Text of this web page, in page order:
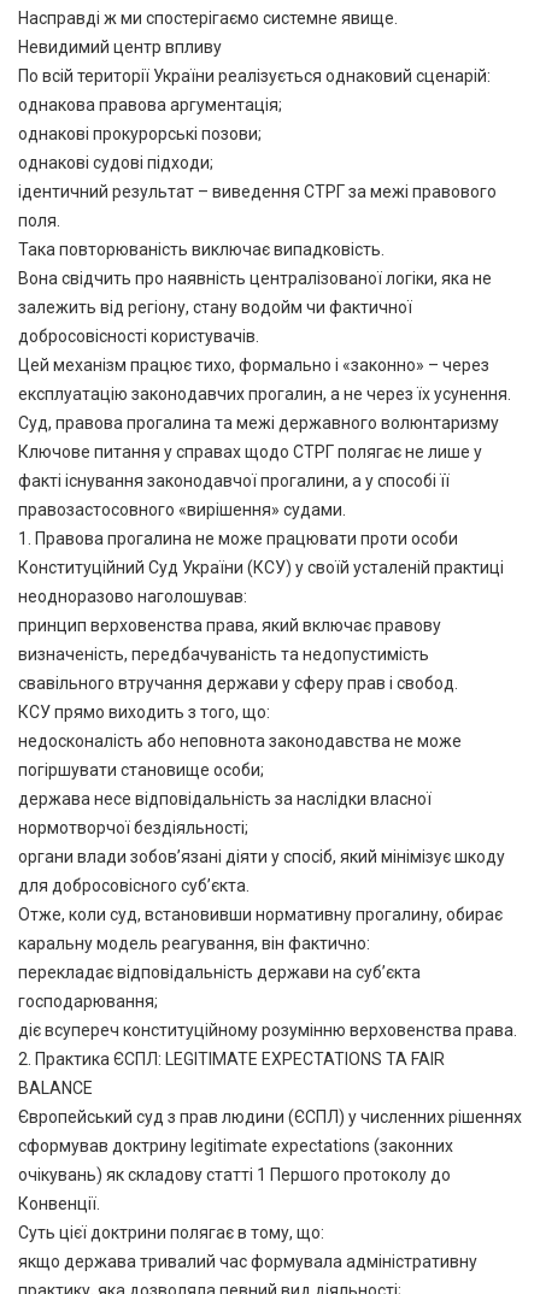
Насправді ж ми спостерігаємо системне явище.
Невидимий центр впливу
По всій території України реалізується однаковий сценарій:
однакова правова аргументація;
однакові прокурорські позови;
однакові судові підходи;
ідентичний результат – виведення СТРГ за межі правового
поля.
Така повторюваність виключає випадковість.
Вона свідчить про наявність централізованої логіки, яка не
залежить від регіону, стану водойм чи фактичної
добросовісності користувачів.
Цей механізм працює тихо, формально і «законно» – через
експлуатацію законодавчих прогалин, а не через їх усунення.
Суд, правова прогалина та межі державного волюнтаризму
Ключове питання у справах щодо СТРГ полягає не лише у
факті існування законодавчої прогалини, а у способі її
правозастосовного «вирішення» судами.
1. Правова прогалина не може працювати проти особи
Конституційний Суд України (КСУ) у своїй усталеній практиці
неодноразово наголошував:
принцип верховенства права, який включає правову
визначеність, передбачуваність та недопустимість
свавільного втручання держави у сферу прав і свобод.
КСУ прямо виходить з того, що:
недосконалість або неповнота законодавства не може
погіршувати становище особи;
держава несе відповідальність за наслідки власної
нормотворчої бездіяльності;
органи влади зобов’язані діяти у спосіб, який мінімізує шкоду
для добросовісного суб’єкта.
Отже, коли суд, встановивши нормативну прогалину, обирає
каральну модель реагування, він фактично:
перекладає відповідальність держави на суб’єкта
господарювання;
діє всупереч конституційному розумінню верховенства права.
2. Практика ЄСПЛ: LEGITIMATE EXPECTATIONS ТА FAIR
BALANCE
Європейський суд з прав людини (ЄСПЛ) у численних рішеннях
сформував доктрину legitimate expectations (законних
очікувань) як складову статті 1 Першого протоколу до
Конвенції.
Суть цієї доктрини полягає в тому, що:
якщо держава тривалий час формувала адміністративну